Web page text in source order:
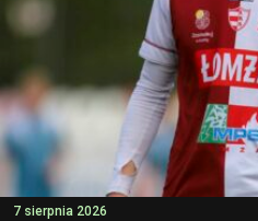
7 sierpnia 2026